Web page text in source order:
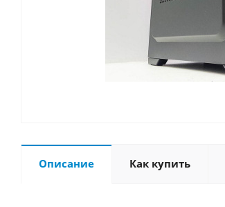
Описание Как купить